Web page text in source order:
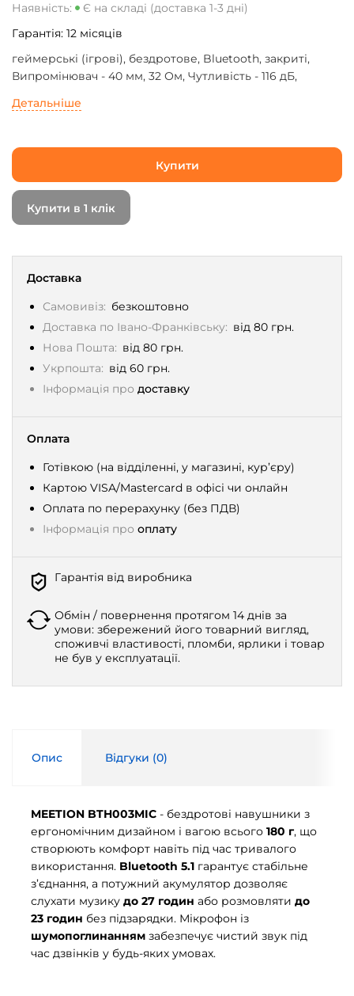
Доставка
Самовивіз: безкоштовно
Доставка по Івано-Франківську: від 80 грн.
Нова Пошта: від 80 грн.
Укрпошта: від 60 грн.
Інформація про доставку
Оплата
Готівкою (на відділенні, у магазині, кур’єру)
Картою VISA/Mastercard в офісі чи онлайн
Оплата по перерахунку (без ПДВ)
Інформація про оплату
Гарантія від виробника
Обмін / повернення протягом 14 днів за
умови: збережений його товарний вигляд,
споживчі властивості, пломби, ярлики і товар
не був у експлуатації.
Наявність:
Є на складі (доставка 1-3 дні)
Гарантія: 12 місяців
геймерські (ігрові), бездротове, Bluetooth, закриті,
Випромінювач - 40 мм, 32 Ом, Чутливість - 116 дБ,
мікрофоном, Спрямованість мікрофона -
г
Детальніше
Купити
Купити в 1 клік
Опис Відгуки (0)
MEETION BTH003MIC - бездротові навушники з
ергономічним дизайном і вагою всього 180 г, що
створюють комфорт навіть під час тривалого
використання. Bluetooth 5.1 гарантує стабільне
з’єднання, а потужний акумулятор дозволяє
слухати музику до 27 годин або розмовляти до
23 годин без підзарядки. Мікрофон із
шумопоглинанням забезпечує чистий звук під
час дзвінків у будь-яких умовах.